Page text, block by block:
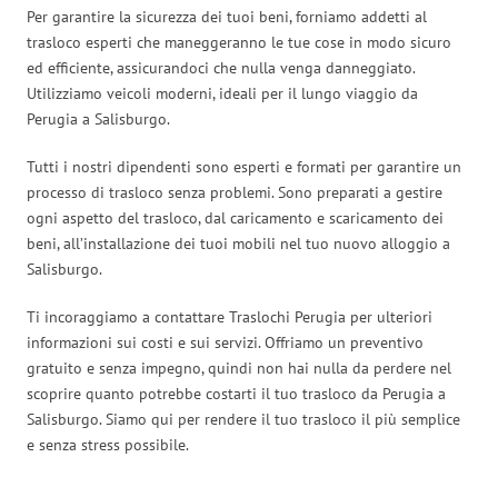
Per garantire la sicurezza dei tuoi beni, forniamo addetti al
trasloco esperti che maneggeranno le tue cose in modo sicuro
ed efficiente, assicurandoci che nulla venga danneggiato.
Utilizziamo veicoli moderni, ideali per il lungo viaggio da
Perugia a Salisburgo.
Tutti i nostri dipendenti sono esperti e formati per garantire un
processo di trasloco senza problemi. Sono preparati a gestire
ogni aspetto del trasloco, dal caricamento e scaricamento dei
beni, all’installazione dei tuoi mobili nel tuo nuovo alloggio a
Salisburgo.
Ti incoraggiamo a contattare Traslochi Perugia per ulteriori
informazioni sui costi e sui servizi. Offriamo un preventivo
gratuito e senza impegno, quindi non hai nulla da perdere nel
scoprire quanto potrebbe costarti il tuo trasloco da Perugia a
Salisburgo. Siamo qui per rendere il tuo trasloco il più semplice
e senza stress possibile.